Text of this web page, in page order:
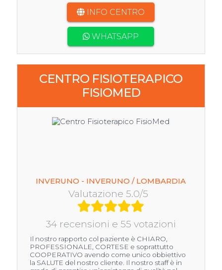
INFO CENTRO
WHATSAPP
CENTRO FISIOTERAPICO
FISIOMED
INVERUNO - INVERUNO / LOMBARDIA
Valutazione 5.0/5
34 recensioni e 55 votazioni
Il nostro rapporto col paziente è CHIARO,
PROFESSIONALE, CORTESE e soprattutto
COOPERATIVO avendo come unico obbiettivo
la SALUTE del nostro cliente. Il nostro staff è in